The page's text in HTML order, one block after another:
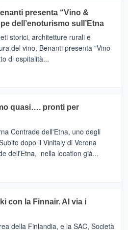
presenta “Vino &
dell’enoturismo sull’Etna
storici, architetture rurali e
del vino, Benanti presenta "Vino
di ospitalità...
quasi…. pronti per
Contrade dell'Etna, uno degli
dopo il Vinitaly di Verona
dell'Etna, nella location già...
con la Finnair. Al via i
della Finlandia, e la SAC, Società